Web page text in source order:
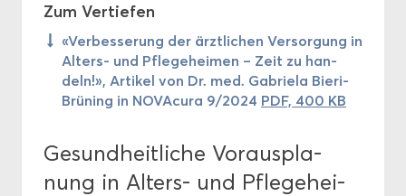
Zum Ver­tie­fen
«Ver­bes­se­rung der ärzt­li­chen Ver­sor­gung in
Alters-​ und Pfle­ge­hei­men – Zeit zu han­
deln!», Ar­ti­kel von Dr. med. Ga­brie­la Bieri-​
Brüning in NO­VA­cu­ra 9/2024 PDF, 400 KB
Ge­sund­heit­li­che Vor­aus­pla­
nung in Alters-​ und Pfle­ge­hei­